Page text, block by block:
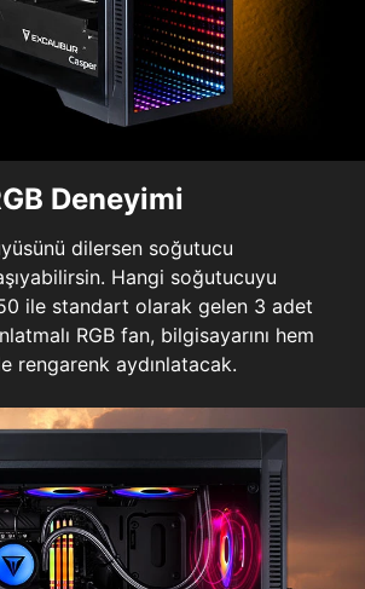
Deneyimi
dilersen soğutucu
Hangi soğutucuyu
ile standart olarak gelen 3 adet
RGB fan, bilgisayarını hem
rengarenk aydınlatacak.